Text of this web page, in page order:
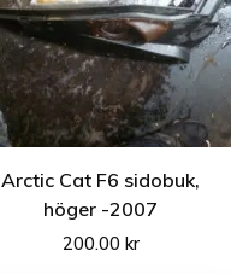
Arctic Cat F6 sidobuk,
höger -2007
200.00 kr